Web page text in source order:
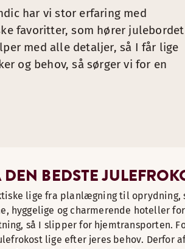
har vi stor erfaring med
favoritter, som hører julebordet
med alle detaljer, så I får lige
og behov, så sørger vi for en
BEDSTE
lige fra planlægning til oprydning,
hyggelige og charmerende hoteller
så I slipper for hjemtransporten.
lige efter jeres behov. Derfor
Minimum 40 personer ellers påregnes